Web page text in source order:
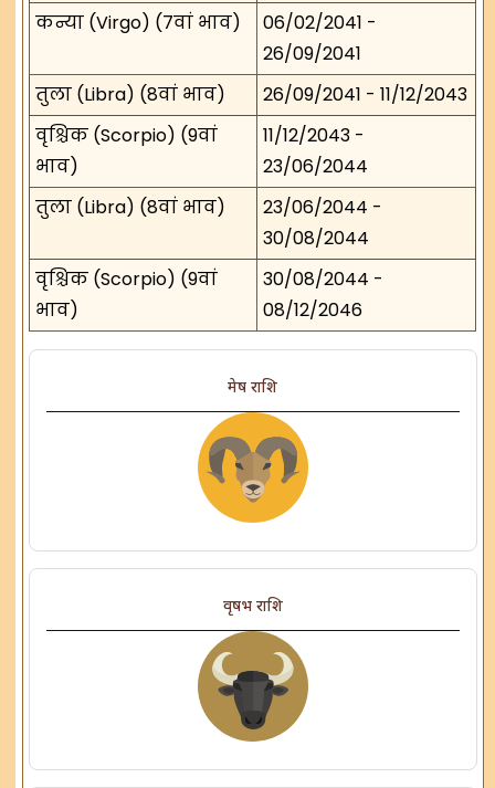
कन्या (Virgo) (7वां भाव)
06/02/2041 -
26/09/2041
तुला (Libra) (8वां भाव)
26/09/2041 - 11/12/2043
वृश्चिक (Scorpio) (9वां
भाव)
11/12/2043 -
23/06/2044
तुला (Libra) (8वां भाव)
23/06/2044 -
30/08/2044
वृश्चिक (Scorpio) (9वां
भाव)
30/08/2044 -
08/12/2046
मेष राशि
वृषभ राशि